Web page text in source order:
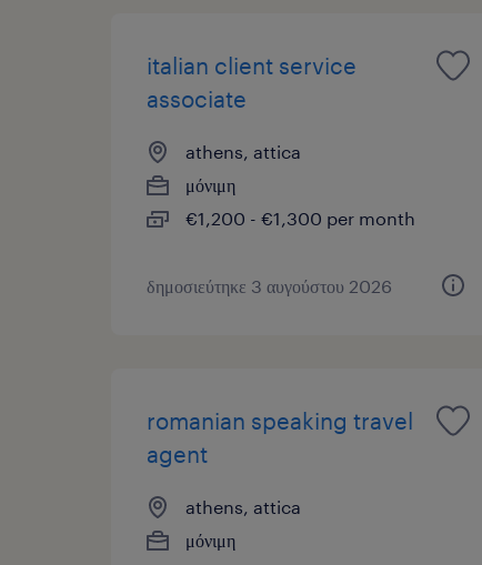
italian client service
associate
athens, attica
μόνιμη
€1,200 - €1,300 per month
δημοσιεύτηκε 3 αυγούστου 2026
romanian speaking travel
agent
athens, attica
μόνιμη